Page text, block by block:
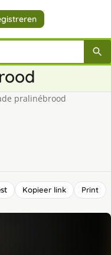
pralinébrood
Kopieer link Print